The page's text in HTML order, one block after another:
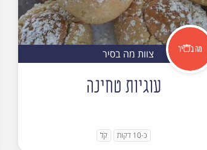
צוות מה בסיר
עוגיות טחינה
כ-10 דקות קל